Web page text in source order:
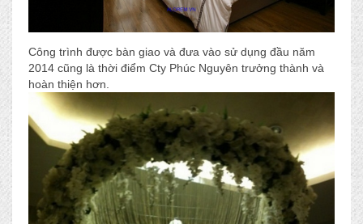
Công trình được bàn giao và đưa vào sử dụng đầu năm
2014 cũng là thời điểm Cty Phúc Nguyên trưởng thành và
hoàn thiện hơn.